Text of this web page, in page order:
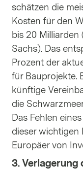
schätzen die
Kosten für den
bis 20
Sachs). Das
Prozent der
für Bauprojekte.
künftige
die
Das Fehlen
dieser wichtigen
Europäer von
3. Verlagerung